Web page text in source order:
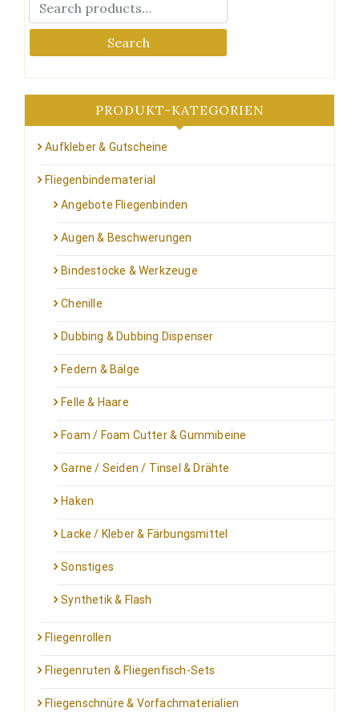
auf
Produktseite
Search
PRODUKT-KATEGORIEN
Aufkleber & Gutscheine
Fliegenbindematerial
Angebote Fliegenbinden
Augen & Beschwerungen
Bindestöcke & Werkzeuge
Chenille
Dubbing & Dubbing Dispenser
Federn & Bälge
Felle & Haare
Foam / Foam Cutter & Gummibeine
Garne / Seiden / Tinsel & Drähte
Haken
Lacke / Kleber & Färbungsmittel
Sonstiges
Synthetik & Flash
Fliegenrollen
Fliegenruten & Fliegenfisch-Sets
Fliegenschnüre & Vorfachmaterialien